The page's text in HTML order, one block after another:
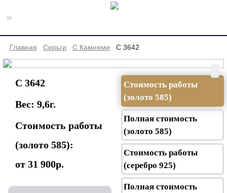
Главная Серьги С Камнями С 3642
С 3642
Вес:9,6г.
Стоимость работы
(золото 585):
от 31 900р.
Стоимость работы
(золото 585)
Полная стоимость
(золото 585)
Стоимость работы
(серебро 925)
Полная стоимость